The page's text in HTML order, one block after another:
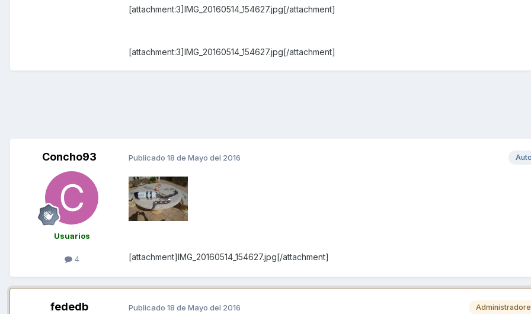
[attachment:3]IMG_20160514_154627.jpg[/attachment]
[attachment:3]IMG_20160514_154627.jpg[/attachment]
Concho93
Usuarios
4
Publicado 18 de Mayo del 2016
[attachment]IMG_20160514_154627.jpg[/attachment]
fededb Publicado 18 de Mayo del 2016